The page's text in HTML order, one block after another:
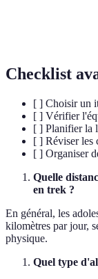
Checklist
[ ] Choisir un
[ ] Vérifier
[ ] Planifier la
[ ] Réviser les
[ ] Organiser
Quelle
en trek ?
En général, les
kilomètres par jour,
physique.
Quel type